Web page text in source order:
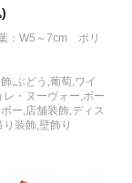
：W5～7cm ポリ
ぶどう,葡萄,ワイ
レ・ヌーヴォー,ボー
ー,店舗装飾,ディス
装飾,壁飾り